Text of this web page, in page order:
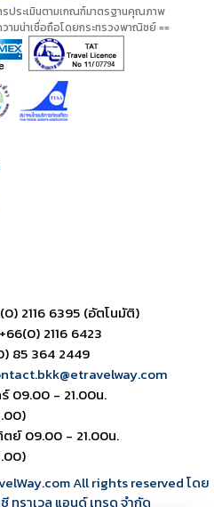
รประเมินตามเกณฑ์มาตรฐานคุณภาพ
ามน่าเชื่อถือโดยกระทรวงพาณิชย์ ==
2116 6395 (อัตโนมัติ)
+66(0) 2116 6423
85 364 2449
09.00 - 21.00น.
ตย์ 09.00 - 21.00น.
All rights reserved โดย
ทราเวล แอนด์ เทรด จำกัด